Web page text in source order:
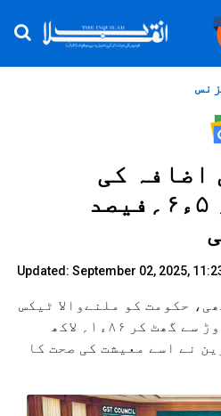
اضافہ کی
شرح میں کمی ، ۵ء۶؍فیصد
Updated: September 02, 2025,
فیصد تھی، حکومت کو ملنےوالا ٹیکس
بھی اس ما۹۶ء۱؍ لاکھ کروڑ سے گھٹ کر ۸۶ء۱؍ لاکھ
نے اسے معیشت کی صحت کا